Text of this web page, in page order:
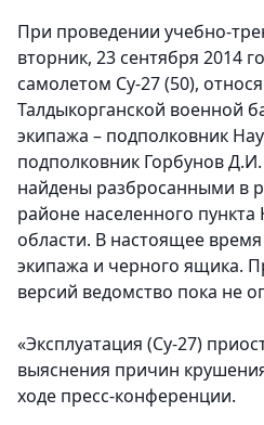
При проведении учебно-
вторник, 23 сентября 2014
самолетом Су-27 (50),
Талдыкорганской военной
экипажа – подполковник
подполковник Горбунов
найдены разбросанными в
районе населенного пункта
области. В настоящее время
экипажа и черного ящика.
версий ведомство пока не
«Эксплуатация (Су-27)
выяснения причин
ходе пресс-конференции.